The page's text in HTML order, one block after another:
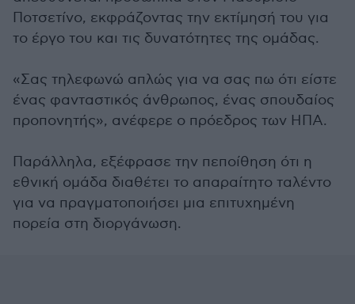
Ποτσετίνο, εκφράζοντας την εκτίμησή του για
το έργο του και τις δυνατότητες της ομάδας.
«Σας τηλεφωνώ απλώς για να σας πω ότι είστε
ένας φανταστικός άνθρωπος, ένας σπουδαίος
προπονητής», ανέφερε ο πρόεδρος των ΗΠΑ.
Παράλληλα, εξέφρασε την πεποίθηση ότι η
εθνική ομάδα διαθέτει το απαραίτητο ταλέντο
για να πραγματοποιήσει μια επιτυχημένη
πορεία στη διοργάνωση.